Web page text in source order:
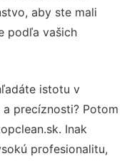
aby ste mali
podľa vašich
istotu v
precíznosti? Potom
Inak
profesionalitu,